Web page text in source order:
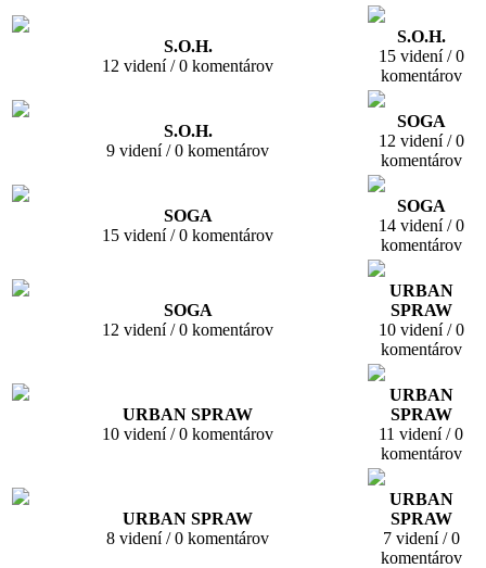
S.O.H.
12 videní / 0 komentárov
S.O.H.
15 videní / 0
komentárov
S.O.H.
9 videní / 0 komentárov
SOGA
12 videní / 0
komentárov
SOGA
15 videní / 0 komentárov
SOGA
14 videní / 0
komentárov
SOGA
12 videní / 0 komentárov
URBAN
SPRAW
10 videní / 0
komentárov
URBAN SPRAW
10 videní / 0 komentárov
URBAN
SPRAW
11 videní / 0
komentárov
URBAN SPRAW
8 videní / 0 komentárov
URBAN
SPRAW
7 videní / 0
komentárov